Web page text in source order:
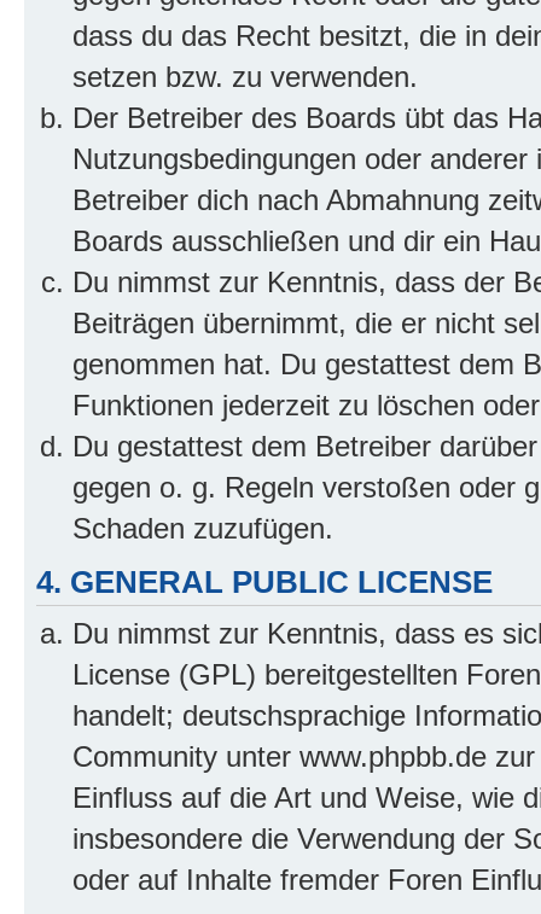
dass du das Recht besitzt, die in
setzen bzw. zu verwenden.
Der Betreiber des Boards übt das
Nutzungsbedingungen oder
Betreiber dich nach Abmahnung
Boards ausschließen und dir ein
Du nimmst zur Kenntnis, dass der
Beiträgen übernimmt, die er nicht
genommen hat. Du gestattest dem
Funktionen jederzeit zu löschen
Du gestattest dem Betreiber
gegen o. g. Regeln verstoßen oder
Schaden zuzufügen.
4. GENERAL PUBLIC LICENSE
Du nimmst zur Kenntnis, dass es
License (GPL) bereitgestellten
handelt; deutschsprachige
Community unter www.phpbb.de
Einfluss auf die Art und Weise, wie
insbesondere die Verwendung der
oder auf Inhalte fremder Foren